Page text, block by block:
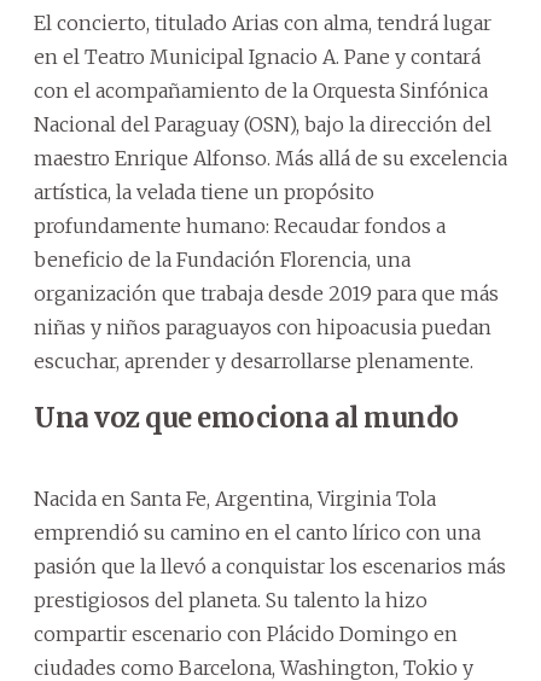
El concierto, titulado Arias con alma, tendrá lugar
en el Teatro Municipal Ignacio A. Pane y contará
con el acompañamiento de la Orquesta Sinfónica
Nacional del Paraguay (OSN), bajo la dirección del
maestro Enrique Alfonso. Más allá de su excelencia
artística, la velada tiene un propósito
profundamente humano: Recaudar fondos a
beneficio de la Fundación Florencia, una
organización que trabaja desde 2019 para que más
niñas y niños paraguayos con hipoacusia puedan
escuchar, aprender y desarrollarse plenamente.
Una voz que emociona al mundo
Nacida en Santa Fe, Argentina, Virginia Tola
emprendió su camino en el canto lírico con una
pasión que la llevó a conquistar los escenarios más
prestigiosos del planeta. Su talento la hizo
compartir escenario con Plácido Domingo en
ciudades como Barcelona, Washington, Tokio y